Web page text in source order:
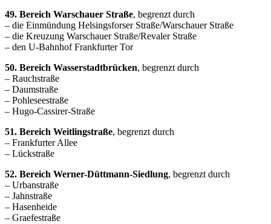
49. Bereich Warschauer Straße, begrenzt durch
– die Einmündung Helsingsforser Straße/Warschauer Straße
– die Kreuzung Warschauer Straße/Revaler Straße
– den U-Bahnhof Frankfurter Tor
50. Bereich Wasserstadtbrücken, begrenzt durch
– Rauchstraße
– Daumstraße
– Pohleseestraße
– Hugo-Cassirer-Straße
51. Bereich Weitlingstraße, begrenzt durch
– Frankfurter Allee
– Lückstraße
52. Bereich Werner-Düttmann-Siedlung, begrenzt durch
– Urbanstraße
– Jahnstraße
– Hasenheide
– Graefestraße